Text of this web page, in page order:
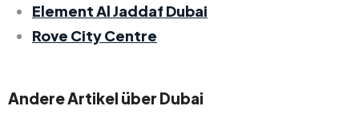
Element Al Jaddaf Dubai
Rove City Centre
Andere Artikel über Dubai